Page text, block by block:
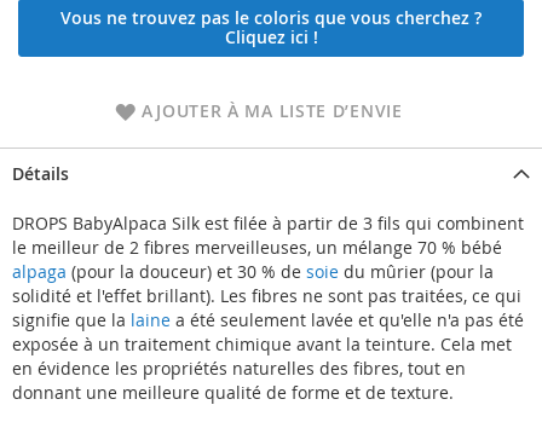
Vous ne trouvez pas le coloris que vous cherchez ?
Cliquez ici !
AJOUTER À MA LISTE D’ENVIE
Détails
DROPS BabyAlpaca Silk est filée à partir de 3 fils qui combinent
le meilleur de 2 fibres merveilleuses, un mélange 70 % bébé
alpaga (pour la douceur) et 30 % de soie du mûrier (pour la
solidité et l'effet brillant). Les fibres ne sont pas traitées, ce qui
signifie que la laine a été seulement lavée et qu'elle n'a pas été
exposée à un traitement chimique avant la teinture. Cela met
en évidence les propriétés naturelles des fibres, tout en
donnant une meilleure qualité de forme et de texture.